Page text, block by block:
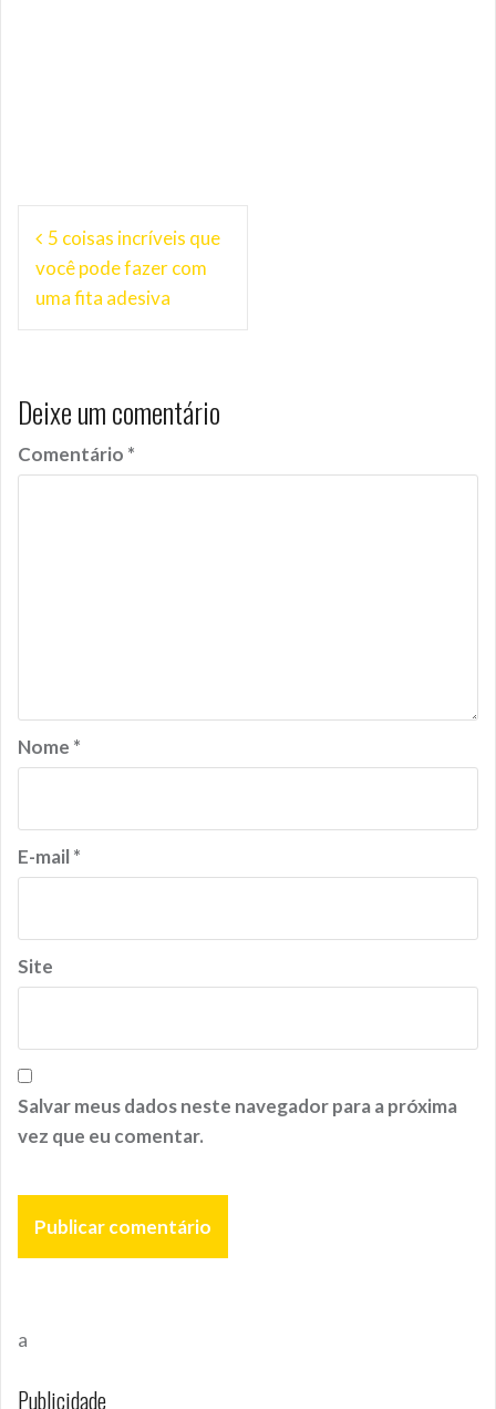
Navegação
de
Post
5 coisas incríveis que
você pode fazer com
uma fita adesiva
Deixe um comentário
Comentário *
Nome *
E-mail*
Site
Salvar meus dados neste navegador para a próxima
vez que eu comentar.
a
Publicidade